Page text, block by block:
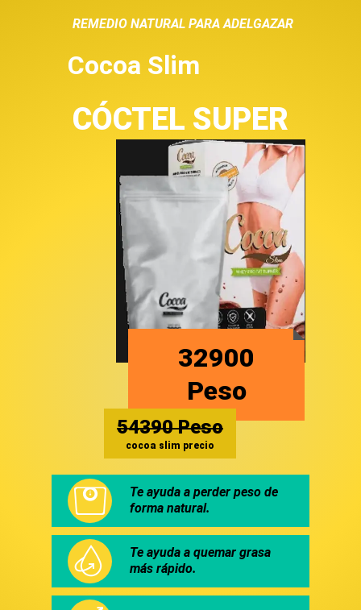
REMEDIO NATURAL PARA ADELGAZAR
Cocoa Slim
CÓCTEL SUPER
32900
Peso
54390 Peso
cocoa slim precio
Te ayuda a perder peso de
forma natural.
Te ayuda a quemar grasa
más rápido.